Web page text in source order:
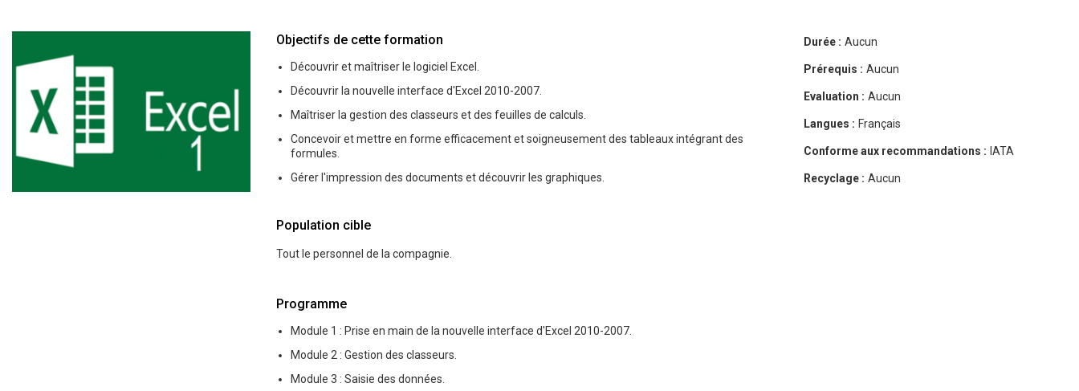
Objectifs de cette formation
Découvrir et maîtriser le logiciel Excel.
Découvrir la nouvelle interface d'Excel 2010-2007.
Maîtriser la gestion des classeurs et des feuilles de calculs.
Concevoir et mettre en forme efficacement et soigneusement des tableaux intégrant des
formules.
Gérer l'impression des documents et découvrir les graphiques.
Population cible
Tout le personnel de la compagnie.
Programme
Module 1 : Prise en main de la nouvelle interface d'Excel 2010-2007.
Module 2 : Gestion des classeurs.
Module 3 : Saisie des données.
Durée : Aucun
Prérequis : Aucun
Evaluation : Aucun
Langues : Français
Conforme aux recommandations : IATA
Recyclage : Aucun